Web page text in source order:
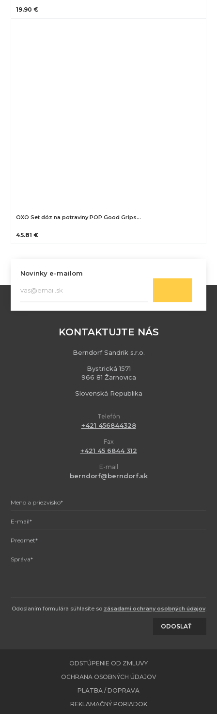
19.90 €
OXO Set dóz na potraviny POP Good Grips…
45.81 €
Novinky e-mailom
KONTAKTUJTE NÁS
Berndorf Sandrik s.r.o.
Bystrická 1571
966 81 Žarnovica
Slovenská Republika
Telefón
+421 456844328
Fax
+421 45 6844 312
E-mail
berndorf@berndorf.sk
Odoslaním formulára súhlasíte so zásadami ochrany osobných údajov.
ODOSLAŤ
ODSTÚPENIE OD ZMLUVY
OCHRANA OSOBNÝCH ÚDAJOV
PLATBA / DOPRAVA
REKLAMAČNÝ PORIADOK